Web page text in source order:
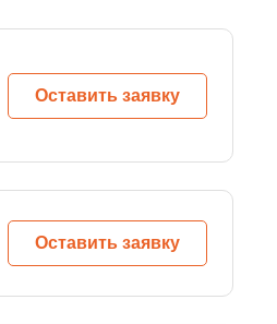
Оставить заявку
Оставить заявку